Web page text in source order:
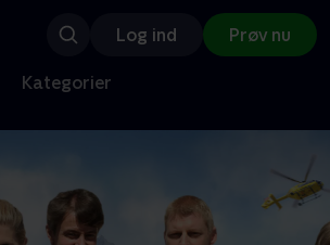
Log ind Prøv nu
Kategorier